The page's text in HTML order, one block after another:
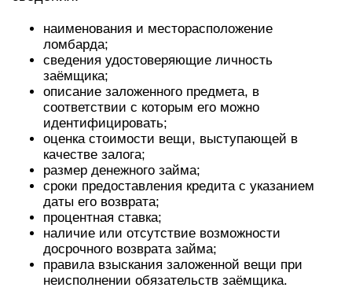
наименования и месторасположение
ломбарда;
сведения удостоверяющие личность
заёмщика;
описание заложенного предмета, в
соответствии с которым его можно
идентифицировать;
оценка стоимости вещи, выступающей в
качестве залога;
размер денежного займа;
сроки предоставления кредита с указанием
даты его возврата;
процентная ставка;
наличие или отсутствие возможности
досрочного возврата займа;
правила взыскания заложенной вещи при
неисполнении обязательств заёмщика.